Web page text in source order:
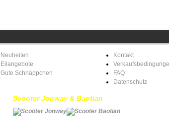
Neuheiten
Eilangebote
Gute Schnäppchen
Kontakt
FAQ
Datenschutz
Scooter Jonway & Baotian